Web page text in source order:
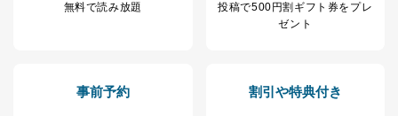
無料で読み放題
投稿で500円割ギフト券をプレ
ゼント
事前予約 割引や特典付き